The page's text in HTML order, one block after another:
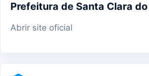
Prefeitura de Santa Clara do
Abrir site oficial